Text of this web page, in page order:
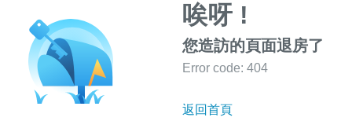
唉呀 !
您造訪的頁面退房了
Error code: 404
返回首頁